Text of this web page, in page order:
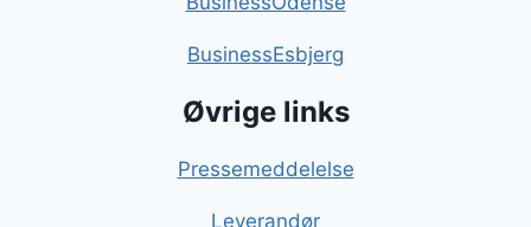
BusinessEsbjerg
Øvrige links
Pressemeddelelse
Leverandør